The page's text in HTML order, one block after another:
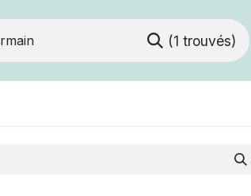
(1 trouvés)